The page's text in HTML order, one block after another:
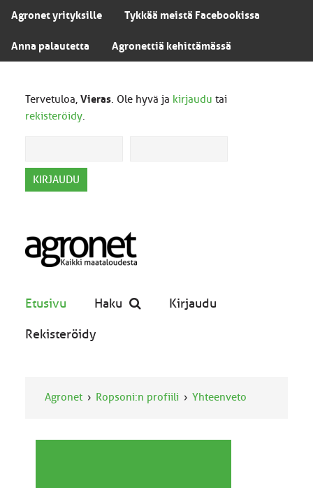
Agronet yrityksille Tykkää meistä Facebookissa
Anna palautetta Agronettiä kehittämässä
Tervetuloa, Vieras. Ole hyvä ja kirjaudu tai
rekisteröidy.
Etusivu Haku Kirjaudu
Rekisteröidy
Agronet Ropsoni:n profiili Yhteenveto